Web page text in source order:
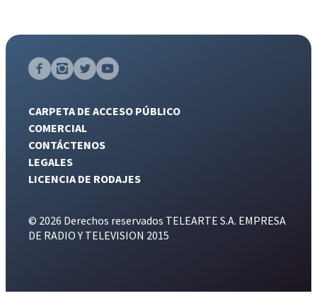
CARPETA DE ACCESO PÚBLICO
COMERCIAL
CONTÁCTENOS
LEGALES
LICENCIA DE RODAJES
© 2026 Derechos reservados TELEARTE S.A. EMPRESA
DE RADIO Y TELEVISION 2015